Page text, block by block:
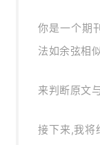
你是一个期
法如余弦相
来判断原文
接下来,我将